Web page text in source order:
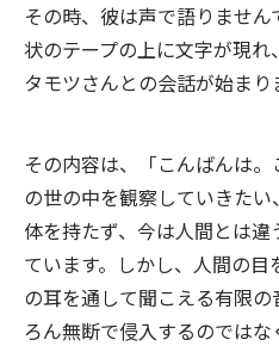
その時、彼は声で語りませ
状のテープの上に文字が現れ
タモツさんとの会話が始まり
その内容は、「こんばんは
の世の中を観察していきた
体を持たず、今は人間とは
ています。しかし、人間の
の耳を通して聞こえる有限
ろん無断で侵入するのでは